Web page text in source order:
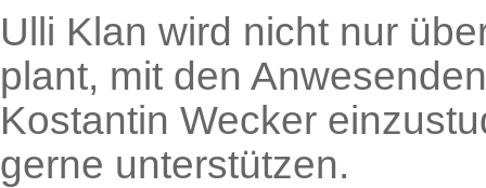
Ulli Klan wird nicht nur
plant, mit den
Kostantin Wecker
gerne unterstützen.